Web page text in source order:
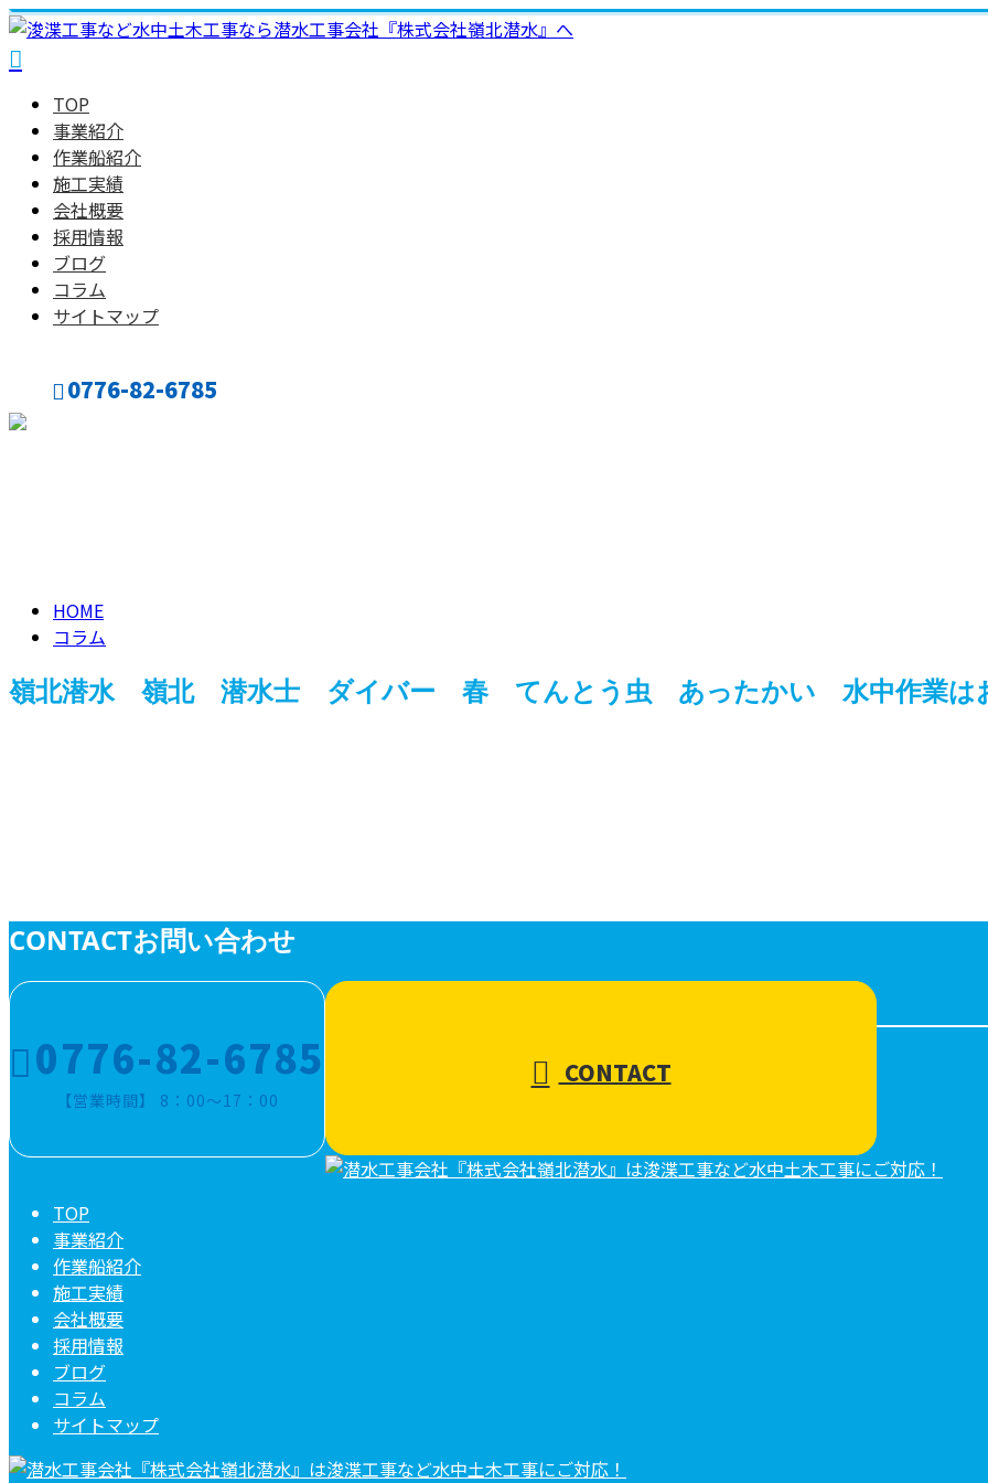
TOP
事業紹介
作業船紹介
施工実績
会社概要
採用情報
ブログ
コラム
サイトマップ
0776-82-6785
HOME
コラム
嶺北潜水 嶺北 潜水士 ダイバー 春 てんとう虫 あったかい 水中作業はお
CONTACTお問い合わせ
0776-82-6785
【営業時間】 8：00～17：00
CONTACT
TOP
事業紹介
作業船紹介
施工実績
会社概要
採用情報
ブログ
コラム
サイトマップ